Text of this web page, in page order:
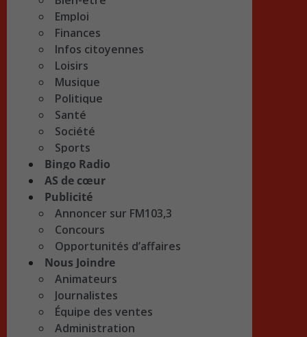
Emploi
Finances
Infos citoyennes
Loisirs
Musique
Politique
Santé
Société
Sports
Bingo Radio
AS de cœur
Publicité
Annoncer sur FM103,3
Concours
Opportunités d’affaires
Nous Joindre
Animateurs
Journalistes
Équipe des ventes
Administration